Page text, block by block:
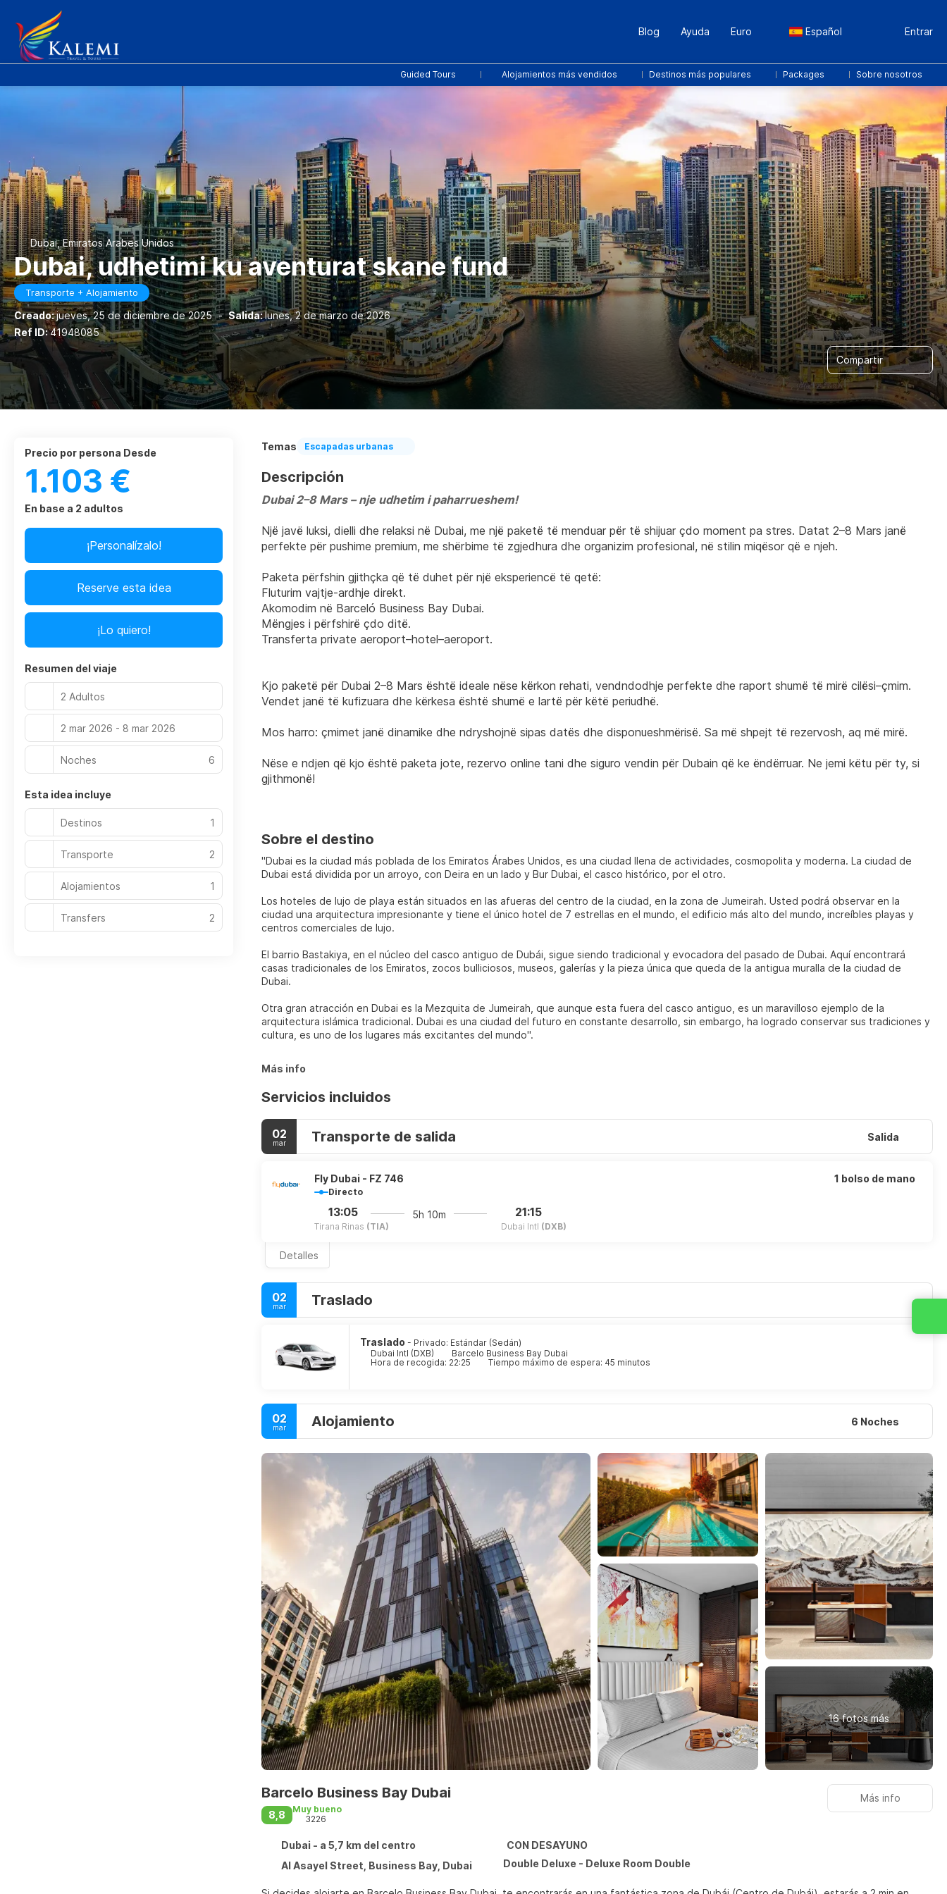
Blog Ayuda Euro Español Entrar
Guided Tours Alojamientos más vendidos Destinos más populares Packages Sobre nosotros
Dubai, Emiratos Arabes Unidos
Dubai, udhetimi ku aventurat skane fund
Transporte + Alojamiento
Creado:jueves, 25 de diciembre de 2025 - Salida:lunes, 2 de marzo de 2026
Ref ID:41948085
Compartir
Temas Escapadas urbanas
Descripción
Dubai 2–8 Mars – nje udhetim i paharrueshem!
Një javë luksi, dielli dhe relaksi në Dubai, me një paketë të menduar për të shijuar çdo moment pa stres. Datat 2–8 Mars janë
perfekte për pushime premium, me shërbime të zgjedhura dhe organizim profesional, në stilin miqësor që e njeh.
Paketa përfshin gjithçka që të duhet për një eksperiencë të qetë:
Fluturim vajtje-ardhje direkt.
Akomodim në Barceló Business Bay Dubai.
Mëngjes i përfshirë çdo ditë.
Transferta private aeroport–hotel–aeroport.
Kjo paketë për Dubai 2–8 Mars është ideale nëse kërkon rehati, vendndodhje perfekte dhe raport shumë të mirë cilësi–çmim.
Vendet janë të kufizuara dhe kërkesa është shumë e lartë për këtë periudhë.
Mos harro: çmimet janë dinamike dhe ndryshojnë sipas datës dhe disponueshmërisë. Sa më shpejt të rezervosh, aq më mirë.
Nëse e ndjen që kjo është paketa jote, rezervo online tani dhe siguro vendin për Dubain që ke ëndërruar. Ne jemi këtu për ty, si
gjithmonë!
Sobre el destino
"Dubai es la ciudad más poblada de los Emiratos Árabes Unidos, es una ciudad llena de actividades, cosmopolita y moderna. La ciudad de
Dubai está dividida por un arroyo, con Deira en un lado y Bur Dubai, el casco histórico, por el otro.
Los hoteles de lujo de playa están situados en las afueras del centro de la ciudad, en la zona de Jumeirah. Usted podrá observar en la
ciudad una arquitectura impresionante y tiene el único hotel de 7 estrellas en el mundo, el edificio más alto del mundo, increíbles playas y
centros comerciales de lujo.
El barrio Bastakiya, en el núcleo del casco antiguo de Dubái, sigue siendo tradicional y evocadora del pasado de Dubai. Aquí encontrará
casas tradicionales de los Emiratos, zocos bulliciosos, museos, galerías y la pieza única que queda de la antigua muralla de la ciudad de
Dubai.
Otra gran atracción en Dubai es la Mezquita de Jumeirah, que aunque esta fuera del casco antiguo, es un maravilloso ejemplo de la
arquitectura islámica tradicional. Dubai es una ciudad del futuro en constante desarrollo, sin embargo, ha logrado conservar sus tradiciones y
cultura, es uno de los lugares más excitantes del mundo".
Más info
Servicios incluidos
02
mar Transporte de salida Salida
Fly Dubai - FZ 746
Directo
13:05
Tirana Rinas (TIA)
5h 10m 21:15
Dubai Intl (DXB)
1 bolso de mano
Detalles
02
mar Traslado
Traslado - Privado: Estándar (Sedán)
Dubai Intl (DXB)
Barcelo Business Bay Dubai
Hora de recogida: 22:25
Tiempo máximo de espera: 45 minutos
02
mar Alojamiento 6 Noches
16 fotos más
Barcelo Business Bay Dubai
8,8
Muy bueno
3226
Dubai - a 5,7 km del centro
CON DESAYUNO
Al Asayel Street, Business Bay, Dubai
Double Deluxe - Deluxe Room Double
Más info
precio por persona Desde
1.103 €
En base a 2 adultos
¡Personalízalo!
Reserve esta idea
¡Lo quiero!
Resumen del viaje
2 Adultos
2 mar 2026 - 8 mar 2026
Noches 6
Esta idea incluye
Destinos 1
Transporte 2
Alojamientos 1
Transfers 2